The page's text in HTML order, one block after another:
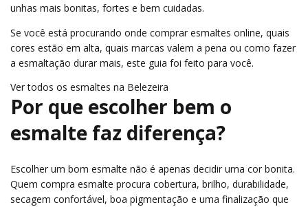
unhas mais bonitas, fortes e bem cuidadas.
Se você está procurando onde comprar esmaltes online, quais
cores estão em alta, quais marcas valem a pena ou como fazer
a esmaltação durar mais, este guia foi feito para você.
Ver todos os esmaltes na Belezeira
Por que escolher bem o
esmalte faz diferença?
Escolher um bom esmalte não é apenas decidir uma cor bonita.
Quem compra esmalte procura cobertura, brilho, durabilidade,
secagem confortável, boa pigmentação e uma finalização que